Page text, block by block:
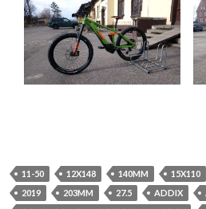
11-50 12X148 140MM 15X110
2019
203MM 27.5 ADDIX